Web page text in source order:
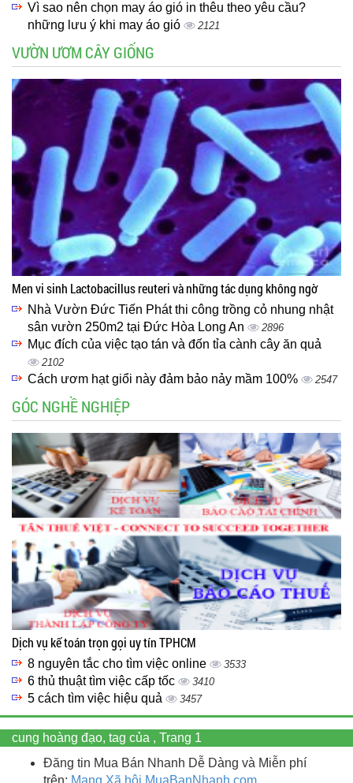
Vì sao nên chọn may áo gió in thêu theo yêu cầu?
những lưu ý khi may áo gió
2121
VƯỜN ƯƠM CÂY GIỐNG
Men vi sinh Lactobacillus reuteri và những tác dụng không ngờ
Nhà Vườn Đức Tiến Phát thi công trồng cỏ nhung nhật
sân vườn 250m2 tại Đức Hòa Long An
2896
Mục đích của việc tạo tán và đốn tỉa cành cây ăn quả
2102
Cách ươm hạt giổi này đảm bảo nảy mầm 100% 2547
GÓC NGHỀ NGHIỆP
Dịch vụ kế toán trọn gọi uy tín TPHCM
8 nguyên tắc cho tìm việc online 3533
6 thủ thuật tìm việc cấp tốc 3410
5 cách tìm việc hiệu quả 3457
cung hoàng đạo, tag của , Trang 1
Đăng tin Mua Bán Nhanh Dễ Dàng và Miễn phí